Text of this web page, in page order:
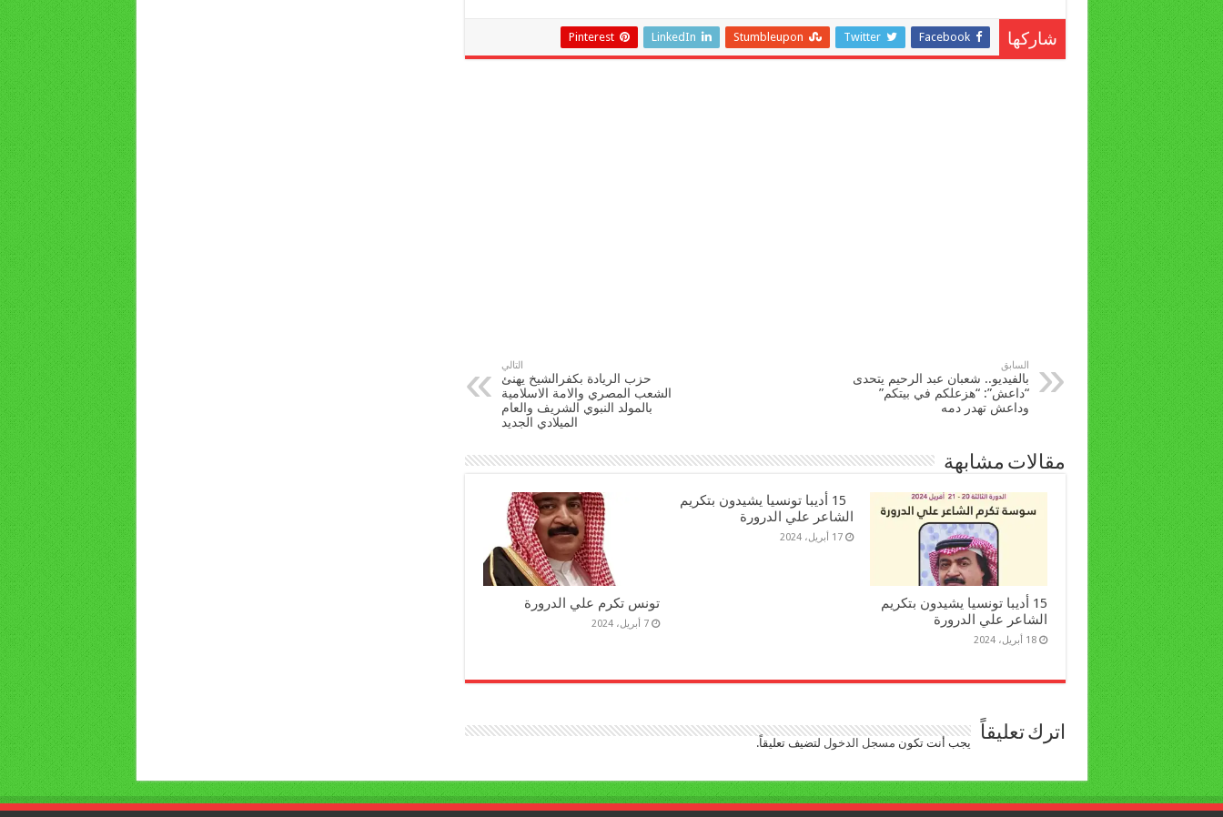
شاركها Facebook
Twitter
Stumbleupon
LinkedIn
Pinterest
السابق
بالفيديو.. شعبان عبد الرحيم يتحدى
“داعش”: “هزعلكم في بيتكم”
وداعش تهدر دمه
التالي
حزب الريادة بكفرالشيخ يهنئ
الشعب المصري والامة الاسلامية
بالمولد النبوي الشريف والعام
الميلادي الجديد
مقالات مشابهة
15 أديبا تونسيا يشيدون بتكريم
الشاعر علي الدرورة
18 أبريل، 2024
15 أديبا تونسيا يشيدون بتكريم
الشاعر علي الدرورة
17 أبريل، 2024
تونس تكرم علي الدرورة
7 أبريل، 2024
اترك تعليقاً يجب أنت تكون مسجل الدخول لتضيف تعليقاً.